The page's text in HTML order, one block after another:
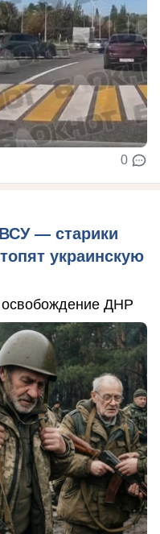
0
— старики
украинскую
освобождение ДНР